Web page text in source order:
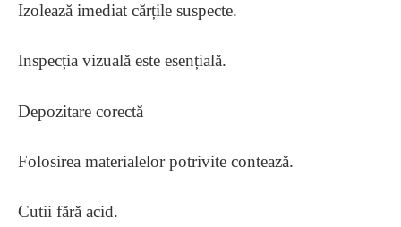
Izolează imediat cărțile suspecte.
Inspecția vizuală este esențială.
Depozitare corectă
Folosirea materialelor potrivite contează.
Cutii fără acid.